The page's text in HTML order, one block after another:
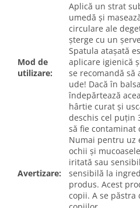
Mod de
utilizare:
Aplică un strat
umedă și
circulare ale
șterge cu un
Spatula atașată
aplicare igienică
se recomandă
ude! Dacă în
îndepărtează
hârtie curat și
deschis cel puțin
să fie contaminat
Avertizare:
Numai pentru uz
ochii și
iritată sau
sensibilă la
produs. Acest
copii. A se păstra